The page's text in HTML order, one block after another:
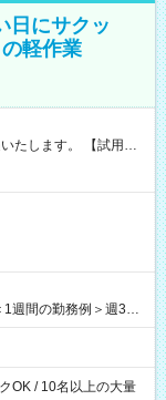
日にサクッ
軽作業
す。 【試用期
週間の勤務例＞週3回
お仕事
OK / 10名以上の大量